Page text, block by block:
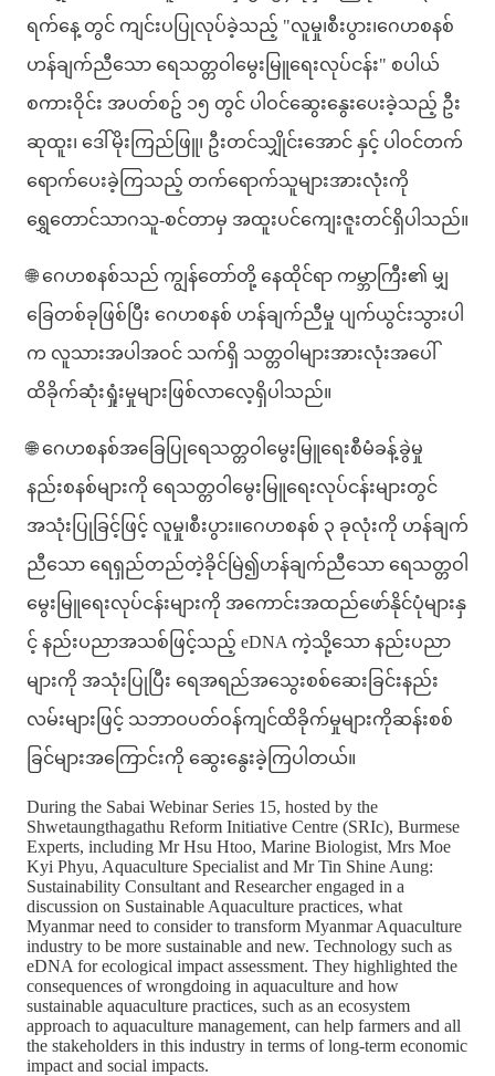
ရက်နေ့ တွင် ကျင်းပပြုလုပ်ခဲ့သည့် "လူမှု၊စီးပွား၊ဂေဟစနစ်
ဟန်ချက်ညီသော ရေသတ္တဝါမွေးမြူရေးလုပ်ငန်း" စပါယ်
စကားဝိုင်း အပတ်စဥ် ၁၅ တွင် ပါဝင်ဆွေးနွေးပေးခဲ့သည့် ဦး
ဆုထူး၊ ဒေါ်မိုးကြည်ဖြူ၊ ဦးတင်သျှိုင်းအောင် နှင့် ပါဝင်တက်
ရောက်ပေးခဲ့ကြသည့် တက်ရောက်သူများအားလုံးကို
ရွှေတောင်သာဂသူ-စင်တာမှ အထူးပင်ကျေးဇူးတင်ရှိပါသည်။
🌐 ဂေဟစနစ်သည် ကျွန်တော်တို့ နေထိုင်ရာ ကမ္ဘာကြီး၏ မျှ
ခြေတစ်ခုဖြစ်ပြီး ဂေဟစနစ် ဟန်ချက်ညီမှု ပျက်ယွင်းသွားပါ
က လူသားအပါအဝင် သက်ရှိ သတ္တဝါများအားလုံးအပေါ်
ထိခိုက်ဆုံးရှုံးမှုများဖြစ်လာလေ့ရှိပါသည်။
🌐 ဂေဟစနစ်အခြေပြုရေသတ္တဝါမွေးမြူရေးစီမံခန့်ခွဲမှု
နည်းစနစ်များကို ရေသတ္တဝါမွေးမြူရေးလုပ်ငန်းများတွင်
အသုံးပြုခြင့်ဖြင့် လူမှု၊စီးပွား။ဂေဟစနစ် ၃ ခုလုံးကို ဟန်ချက်
ညီသော ရေရှည်တည်တဲ့ခိုင်မြဲ၍ဟန်ချက်ညီသော ရေသတ္တဝါ
မွေးမြူရေးလုပ်ငန်းများကို အကောင်းအထည်ဖော်နိုင်ပုံများနှ
င့် နည်းပညာအသစ်ဖြင့်သည့် eDNA ကဲ့သို့သော နည်းပညာ
များကို အသုံးပြုပြီး ရေအရည်အသွေးစစ်ဆေးခြင်းနည်း
လမ်းများဖြင့် သဘာဝပတ်ဝန်ကျင်ထိခိုက်မှုများကိုဆန်းစစ်
ခြင်များအကြောင်းကို ဆွေးနွေးခဲ့ကြပါတယ်။
During the Sabai Webinar Series 15, hosted by the
Shwetaungthagathu Reform Initiative Centre (SRIc), Burmese
Experts, including Mr Hsu Htoo, Marine Biologist, Mrs Moe
Kyi Phyu, Aquaculture Specialist and Mr Tin Shine Aung:
Sustainability Consultant and Researcher engaged in a
discussion on Sustainable Aquaculture practices, what
Myanmar need to consider to transform Myanmar Aquaculture
industry to be more sustainable and new. Technology such as
eDNA for ecological impact assessment. They highlighted the
consequences of wrongdoing in aquaculture and how
sustainable aquaculture practices, such as an ecosystem
approach to aquaculture management, can help farmers and all
the stakeholders in this industry in terms of long-term economic
impact and social impacts.